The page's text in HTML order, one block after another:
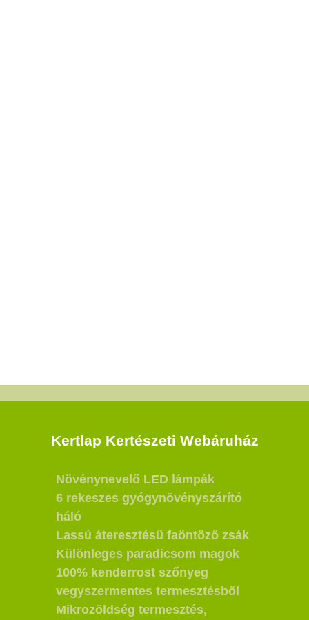
Kertlap Kertészeti Webáruház
Növénynevelő LED lámpák
6 rekeszes gyógynövényszárító
háló
Lassú áteresztésű faöntöző zsák
Különleges paradicsom magok
100% kenderrost szőnyeg
vegyszermentes termesztésből
Mikrozöldség termesztés,